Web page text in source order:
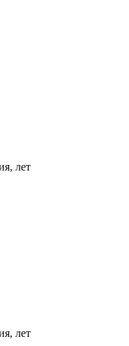
лет
лет